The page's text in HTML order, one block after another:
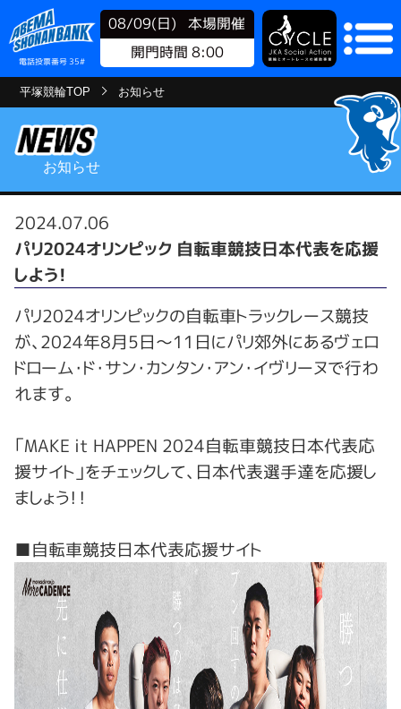
電話投票番号 35#
08/09(日)
本場開催
開門時間 8:00
平塚競輪TOP お知らせ
お知らせ
2024.07.06
パリ2024オリンピック 自転車競技日本代表を応援
しよう！
パリ2024オリンピックの自転車トラックレース競技
が、2024年8月5日〜11日にパリ郊外にあるヴェロ
ドローム・ド・サン・カンタン・アン・イヴリーヌで行わ
れます。
「MAKE it HAPPEN 2024自転車競技日本代表応
援サイト」をチェックして、日本代表選手達を応援し
ましょう！！
■自転車競技日本代表応援サイト